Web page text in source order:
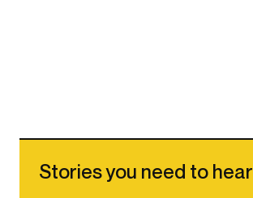
Stories you need to hear